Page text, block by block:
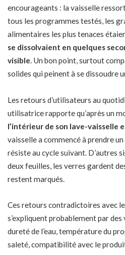
encourageants : la vaisselle
tous les programmes testés, les
alimentaires les plus tenaces
se dissolvaient en quelques
visible. Un bon point, surtout
solides qui peinent à se dissoudre
Les retours d’utilisateurs au
utilisatrice rapporte qu’après un
l’intérieur de son lave-vaisselle
vaisselle a commencé à prendre
résiste au cycle suivant. D’autres
deux feuilles, les verres gardent
restent marqués.
Ces retours contradictoires avec le
s’expliquent probablement par
dureté de l’eau, température du
saleté, compatibilité avec le